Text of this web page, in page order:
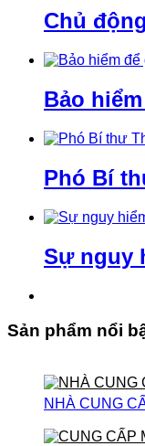
Chủ
Bảo
Phó Bí
Sự nguy
Sản phẩm nổi
NHÀ CUNG